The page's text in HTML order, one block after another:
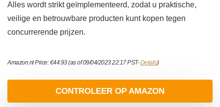
Alles wordt strikt geïmplementeerd, zodat u praktische,
veilige en betrouwbare producten kunt kopen tegen
concurrerende prijzen.
Amazon.nl Price:€44.93(as of 09/04/2023 22:17 PST-Details)
CONTROLEER OP AMAZON